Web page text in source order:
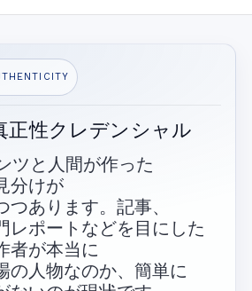
正性クレデンシャル
ツと​人間が​作った​
分けが​
あります。​記事、​
レポートなどを​目に​した​
者が​本当に​
の​人物なのか、​簡単に​